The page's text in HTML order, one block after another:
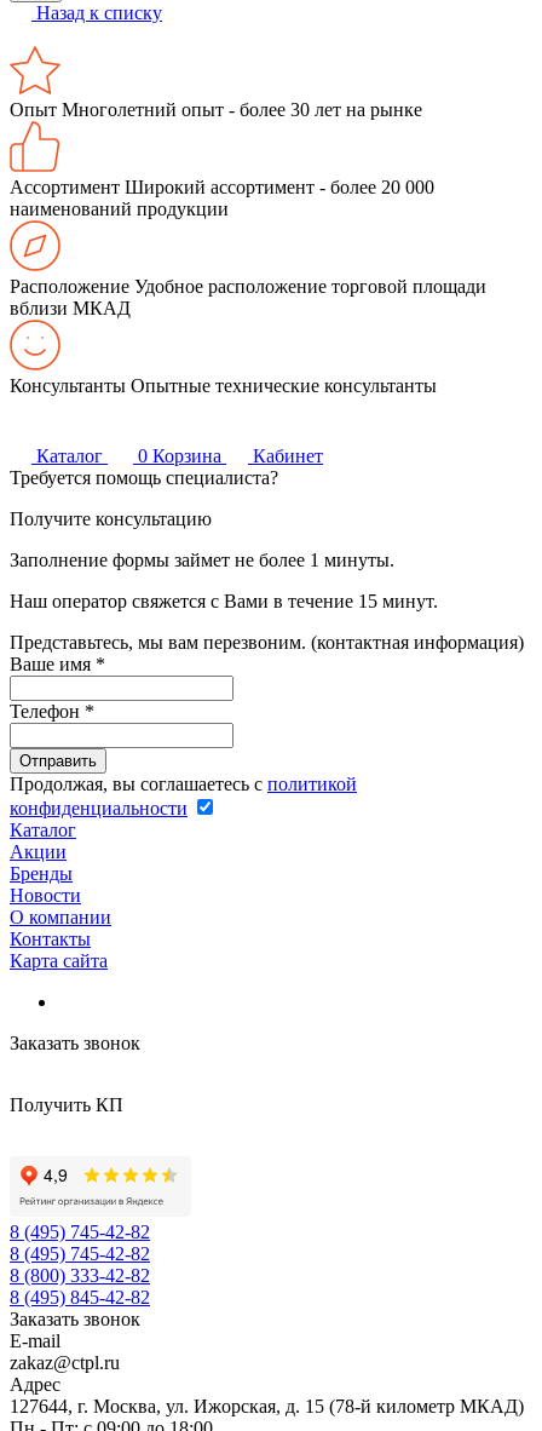
Назад к списку
Опыт Многолетний опыт - более 30 лет на рынке
Ассортимент Широкий ассортимент - более 20 000
наименований продукции
Расположение Удобное расположение торговой площади
вблизи МКАД
Консультанты Опытные технические консультанты
Каталог 0 Корзина
Кабинет
Требуется помощь специалиста?
Получите консультацию
Заполнение формы займет не более 1 минуты.
Наш оператор свяжется с Вами в течение 15 минут.
Представьтесь, мы вам перезвоним. (контактная информация)
Ваше имя *
Телефон *
Продолжая, вы соглашаетесь с политикой
конфиденциальности
Каталог
Акции
Бренды
Новости
О компании
Контакты
Карта сайта
Заказать звонок
Получить КП
8 (495) 745-42-82
8 (495) 745-42-82
8 (800) 333-42-82
8 (495) 845-42-82
Заказать звонок
E-mail
zakaz@ctpl.ru
Адрес
127644, г. Москва, ул. Ижорская, д. 15 (78-й километр МКАД)